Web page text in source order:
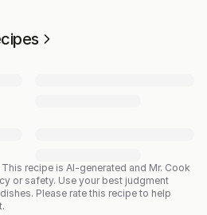
This recipe is AI-generated and Mr. Cook
or safety. Use your best judgment
Please rate this recipe to help